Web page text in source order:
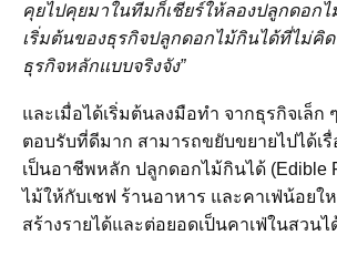
คุยไปคุยมาในทีมก็เชียร์ให้ลองปลูกดอกไ
เริ่มต้นของธุรกิจปลูกดอกไม้กินได้ที่ไม่คิด
ธุรกิจหลักแบบจริงจัง”
และเมื่อได้เริ่มต้นลงมือทำ จากธุรกิจเล็ก
ตอบรับที่ดีมาก สามารถขยับขยายไปได้เรื่
เป็นอาชีพหลัก ปลูกดอกไม้กินได้ (Edible
ไม้ให้กับเชฟ ร้านอาหาร และคาเฟ่น้อย
สร้างรายได้และต่อยอดเป็นคาเฟ่ในสวน